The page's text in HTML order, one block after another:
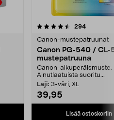
294arvostelut
Canon-mustepatruunat
Canon PG-540 / CL-
mustepatruuna
Canon-alkuperäismuste.
Ainutlaatuista suoritu...
Laji: 3-väri, XL
39,95
Lisää ostoskoriin